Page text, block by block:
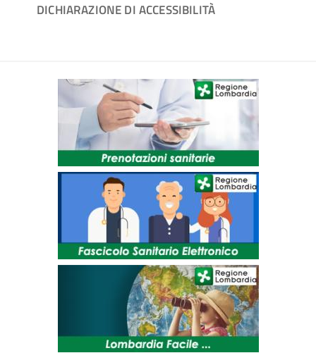
DICHIARAZIONE DI ACCESSIBILITÀ